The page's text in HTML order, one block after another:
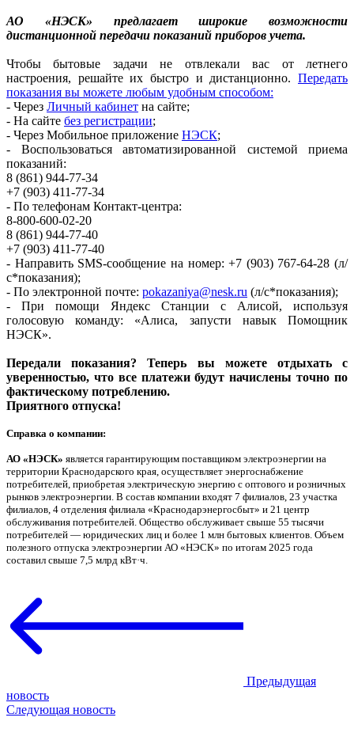
АО «НЭСК» предлагает широкие возможности
дистанционной передачи показаний приборов учета.
Чтобы бытовые задачи не отвлекали вас от летнего
настроения, решайте их быстро и дистанционно. Передать
показания вы можете любым удобным способом:
- Через Личный кабинет на сайте;
- На сайте без регистрации;
- Через Мобильное приложение НЭСК;
- Воспользоваться автоматизированной системой приема
показаний:
8 (861) 944-77-34
+7 (903) 411-77-34
- По телефонам Контакт-центра:
8-800-600-02-20
8 (861) 944-77-40
+7 (903) 411-77-40
- Направить SMS-сообщение на номер: +7 (903) 767-64-28 (л/
с*показания);
- По электронной почте: pokazaniya@nesk.ru (л/с*показания);
- При помощи Яндекс Станции с Алисой, используя
голосовую команду: «Алиса, запусти навык Помощник
НЭСК».
Передали показания? Теперь вы можете отдыхать с
уверенностью, что все платежи будут начислены точно по
фактическому потреблению.
Приятного отпуска!
Справка о компании:
АО «НЭСК» является гарантирующим поставщиком электроэнергии на
территории Краснодарского края, осуществляет энергоснабжение
потребителей, приобретая электрическую энергию с оптового и розничных
рынков электроэнергии. В состав компании входят 7 филиалов, 23 участка
филиалов, 4 отделения филиала «Краснодарэнергосбыт» и 21 центр
обслуживания потребителей. Общество обслуживает свыше 55 тысячи
потребителей — юридических лиц и более 1 млн бытовых клиентов. Объем
полезного отпуска электроэнергии АО «НЭСК» по итогам 2025 года
составил свыше 7,5 млрд кВт·ч.
Предыдущая
новость
Следующая новость